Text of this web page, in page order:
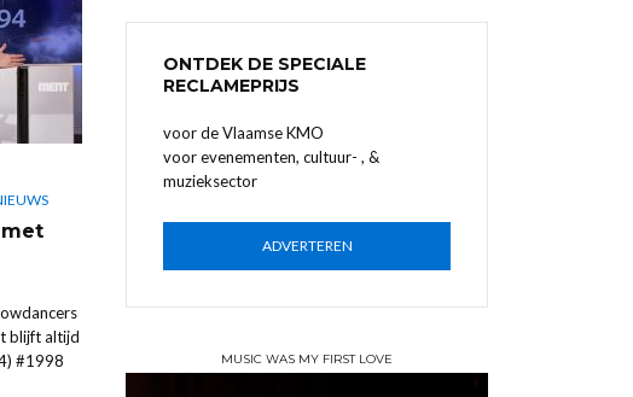
blijft altijd
#1998
ONTDEK DE SPECIALE
RECLAMEPRIJS
voor de Vlaamse KMO
voor evenementen, cultuur- , &
muzieksector
ADVERTEREN
MUSIC WAS MY FIRST LOVE